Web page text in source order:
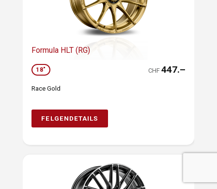
Formula HLT (RG)
18" CHF 447.–
Race Gold
FELGENDETAILS